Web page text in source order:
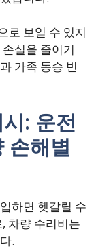
로 보일 수 있지
실을 줄이기
가족 동승 빈
: 운전
손해별
하면 헷갈릴 수
차량 수리비는
.